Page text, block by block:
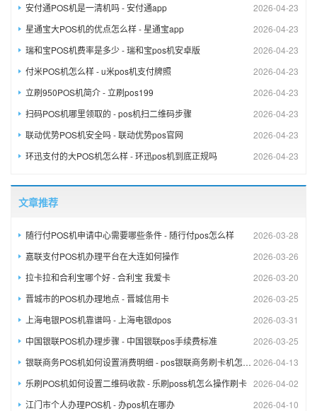
2026-04-23
安付通POS机是一清机吗 - 安付通app
2026-04-23
星通宝大POS机的优点怎么样 - 星通宝app
2026-04-23
瑞和宝POS机费率是多少 - 瑞和宝pos机安卓版
2026-04-23
付米POS机怎么样 - u米pos机支付牌照
2026-04-23
立刷950POS机简介 - 立刷pos199
2026-04-23
扫码POS机哪里领取的 - pos机扫二维码步骤
2026-04-23
联动优势POS机安全吗 - 联动优势pos官网
2026-04-23
环迅支付的大POS机怎么样 - 环迅pos机到底正规吗
文章推荐
2026-03-28
随行付POS机申请中心需要哪些条件 - 随行付pos怎么样
2026-03-26
嘉联支付POS机办理平台在大连如何操作
2026-03-20
拉卡拉和合利宝哪个好 - 合利宝 我爱卡
2026-03-25
晋城市的POS机办理地点 - 晋城信用卡
2026-03-31
上海电银POS机靠谱吗 - 上海电银dpos
2026-03-25
中国银联POS机办理步骤 - 中国银联pos手续费标准
2026-04-13
银联商务POS机如何设置消费明细 - pos银联商务刷卡机怎么用步骤图
2026-04-02
乐刷POS机如何设置二维码收款 - 乐刷poss机怎么操作刷卡
2026-04-10
江门市个人办理POS机 - 办pos机在哪办